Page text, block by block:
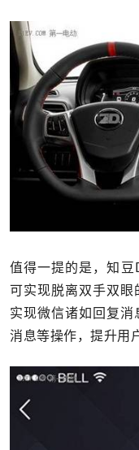
值得一提的是，知
可实现脱离双手双
实现微信诸如回复
消息等操作，提升用